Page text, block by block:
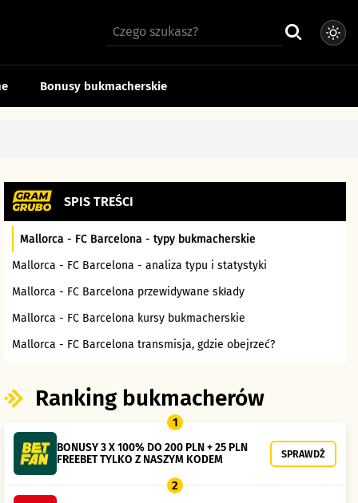
Bonusy bukmacherskie
SPIS TREŚCI
Mallorca - FC Barcelona - typy bukmacherskie
Mallorca - FC Barcelona - analiza typu i statystyki
Mallorca - FC Barcelona przewidywane składy
Mallorca - FC Barcelona kursy bukmacherskie
Mallorca - FC Barcelona transmisja, gdzie obejrzeć?
Ranking bukmacherów
1
BONUSY 3 X 100% DO 200 PLN + 25 PLN
FREEBET TYLKO Z NASZYM KODEM
SPRAWDŹ
2